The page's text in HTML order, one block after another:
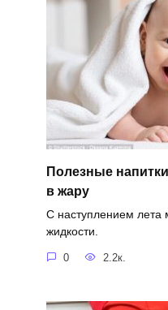
Полезные
в жару
С наступлением
жидкости.
0 2.2к.